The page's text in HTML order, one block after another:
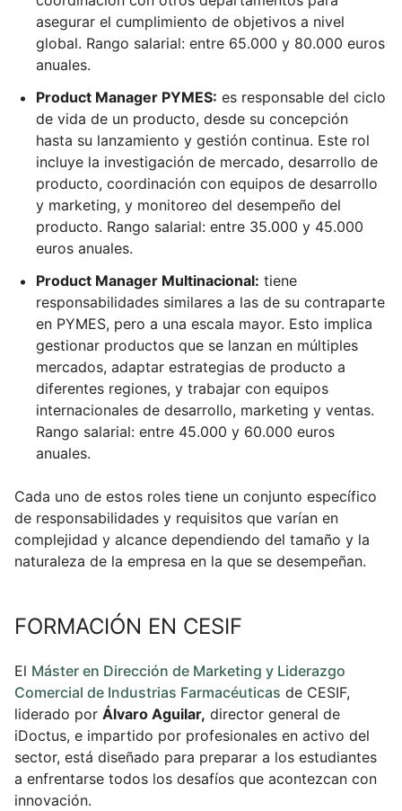
asegurar el cumplimiento de objetivos a nivel
global. Rango salarial: entre 65.000 y 80.000 euros
anuales.
Product Manager PYMES: es responsable del ciclo
de vida de un producto, desde su concepción
hasta su lanzamiento y gestión continua. Este rol
incluye la investigación de mercado, desarrollo de
producto, coordinación con equipos de desarrollo
y marketing, y monitoreo del desempeño del
producto. Rango salarial: entre 35.000 y 45.000
euros anuales.
Product Manager Multinacional: tiene
responsabilidades similares a las de su contraparte
en PYMES, pero a una escala mayor. Esto implica
gestionar productos que se lanzan en múltiples
mercados, adaptar estrategias de producto a
diferentes regiones, y trabajar con equipos
internacionales de desarrollo, marketing y ventas.
Rango salarial: entre 45.000 y 60.000 euros
anuales.
Cada uno de estos roles tiene un conjunto específico
de responsabilidades y requisitos que varían en
complejidad y alcance dependiendo del tamaño y la
naturaleza de la empresa en la que se desempeñan.
FORMACIÓN EN CESIF
El Máster en Dirección de Marketing y Liderazgo
Comercial de Industrias Farmacéuticas de CESIF,
liderado por Álvaro Aguilar, director general de
iDoctus, e impartido por profesionales en activo del
sector, está diseñado para preparar a los estudiantes
a enfrentarse todos los desafíos que acontezcan con
innovación.